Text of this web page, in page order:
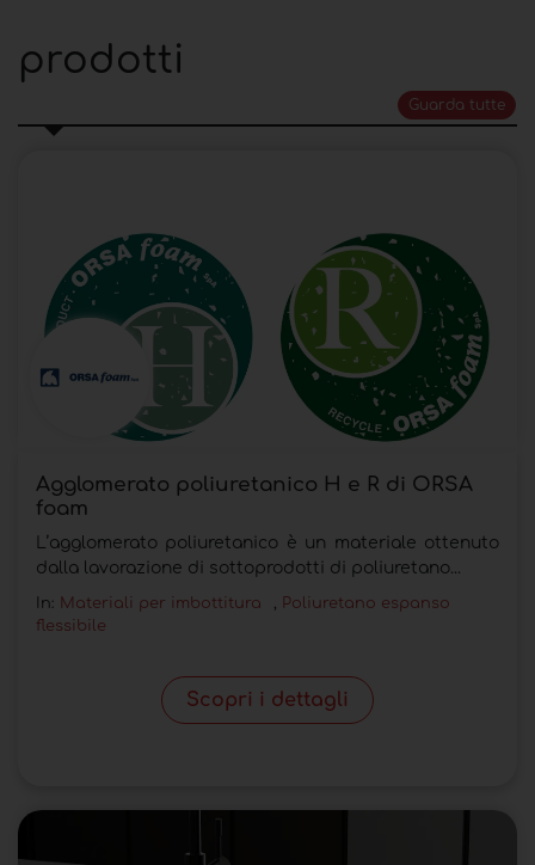
prodotti
Guarda tutte
Agglomerato poliuretanico H e R di ORSA
foam
L’agglomerato poliuretanico è un materiale ottenuto
dalla lavorazione di sottoprodotti di poliuretano...
In: Materiali per imbottitura , Poliuretano espanso
flessibile
Scopri i dettagli